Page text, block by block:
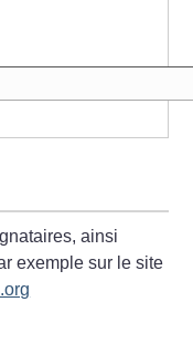
ainsi
exemple sur le site